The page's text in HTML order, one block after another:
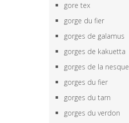
gore tex
gorge du fier
gorges de galamus
gorges de kakuetta
gorges de la nesque
gorges du fier
gorges du tarn
gorges du verdon